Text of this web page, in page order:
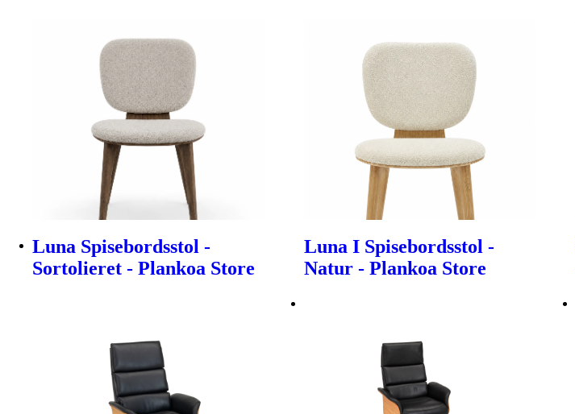
Luna Spisebordsstol -
Sortolieret - Plankoa Store
Luna I Spisebordsstol -
Natur - Plankoa Store